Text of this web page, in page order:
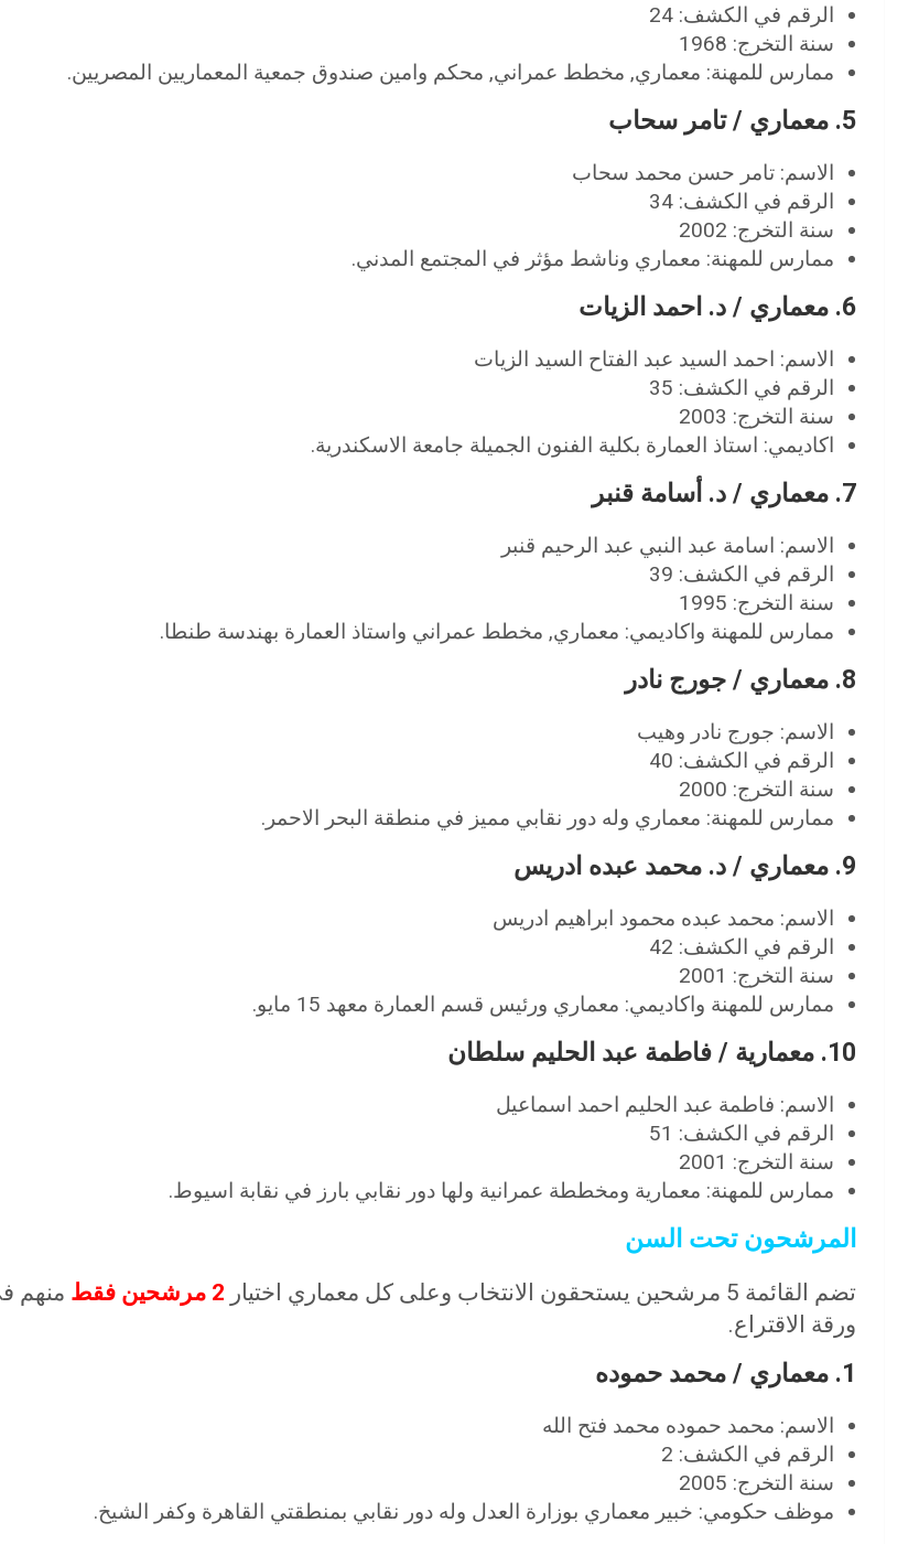
الرقم في الكشف: 24
سنة التخرج: 1968
ممارس للمهنة: معماري, مخطط عمراني, محكم وامين صندوق جمعية المعماريين المصريين.
5. معماري / تامر سحاب
الاسم: تامر حسن محمد سحاب
الرقم في الكشف: 34
سنة التخرج: 2002
ممارس للمهنة: معماري وناشط مؤثر في المجتمع المدني.
6. معماري / د. احمد الزيات
الاسم: احمد السيد عبد الفتاح السيد الزيات
الرقم في الكشف: 35
سنة التخرج: 2003
اكاديمي: استاذ العمارة بكلية الفنون الجميلة جامعة الاسكندرية.
7. معماري / د. أسامة قنبر
الاسم: اسامة عبد النبي عبد الرحيم قنبر
الرقم في الكشف: 39
سنة التخرج: 1995
ممارس للمهنة واكاديمي: معماري, مخطط عمراني واستاذ العمارة بهندسة طنطا.
8. معماري / جورج نادر
الاسم: جورج نادر وهيب
الرقم في الكشف: 40
سنة التخرج: 2000
ممارس للمهنة: معماري وله دور نقابي مميز في منطقة البحر الاحمر.
9. معماري / د. محمد عبده ادريس
الاسم: محمد عبده محمود ابراهيم ادريس
الرقم في الكشف: 42
سنة التخرج: 2001
ممارس للمهنة واكاديمي: معماري ورئيس قسم العمارة معهد 15 مايو.
10. معمارية / فاطمة عبد الحليم سلطان
الاسم: فاطمة عبد الحليم احمد اسماعيل
الرقم في الكشف: 51
سنة التخرج: 2001
ممارس للمهنة: معمارية ومخططة عمرانية ولها دور نقابي بارز في نقابة اسيوط.
المرشحون تحت السن
تضم القائمة 5 مرشحين يستحقون الانتخاب وعلى كل معماري اختيار 2 مرشحين فقط
منهم
ورقة الاقتراع.
1. معماري / محمد حموده
الاسم: محمد حموده محمد فتح الله
الرقم في الكشف: 2
سنة التخرج: 2005
موظف حكومي: خبير معماري بوزارة العدل وله دور نقابي بمنطقتي القاهرة وكفر الشيخ.